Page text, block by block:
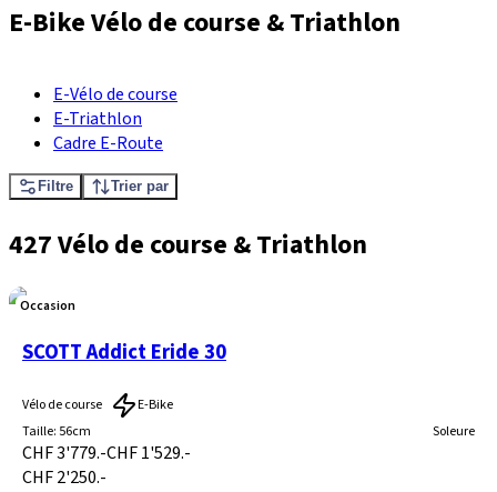
E-Bike Vélo de course & Triathlon
E-Vélo de course
E-Triathlon
Cadre E-Route
Filtre Trier par
427 Vélo de course & Triathlon
Occasion
SCOTT Addict Eride 30
Vélo de course
E-Bike
Taille: 56cm Soleure
CHF 3'779.-CHF 1'529.-
CHF 2'250.-